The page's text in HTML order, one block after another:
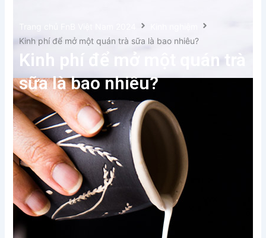
Kinh phí để mở một quán trà sữa là bao nhiêu?
Kinh phí để mở một quán trà
sữa là bao nhiêu?